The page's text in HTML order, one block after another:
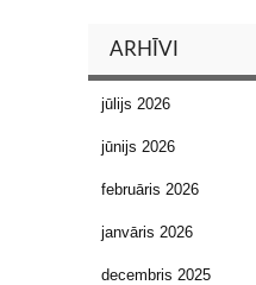
ARHĪVI
jūlijs 2026
jūnijs 2026
februāris 2026
janvāris 2026
decembris 2025